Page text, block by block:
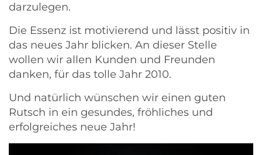
darzulegen.
Die Essenz ist motivierend und lässt positiv in
das neues Jahr blicken. An dieser Stelle
wollen wir allen Kunden und Freunden
danken, für das tolle Jahr 2010.
Und natürlich wünschen wir einen guten
Rutsch in ein gesundes, fröhliches und
erfolgreiches neue Jahr!